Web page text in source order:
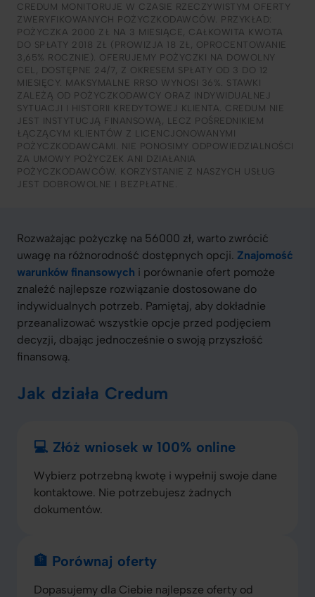
CREDUM MONITORUJE W CZASIE RZECZYWISTYM OFERTY
ZWERYFIKOWANYCH POŻYCZKODAWCÓW. PRZYKŁAD:
POŻYCZKA 2000 ZŁ NA 3 MIESIĄCE, CAŁKOWITA KWOTA
DO SPŁATY 2018 ZŁ (PROWIZJA 18 ZŁ, OPROCENTOWANIE
3,65% ROCZNIE). OFERUJEMY POŻYCZKI NA DOWOLNY
CEL, DOSTĘPNE 24/7, Z OKRESEM SPŁATY OD 3 DO 12
MIESIĘCY. MAKSYMALNE RRSO WYNOSI 36%. STAWKI
ZALEŻĄ OD POŻYCZKODAWCY ORAZ INDYWIDUALNEJ
SYTUACJI I HISTORII KREDYTOWEJ KLIENTA. CREDUM NIE
JEST INSTYTUCJĄ FINANSOWĄ, LECZ POŚREDNIKIEM
ŁĄCZĄCYM KLIENTÓW Z LICENCJONOWANYMI
POŻYCZKODAWCAMI. NIE PONOSIMY ODPOWIEDZIALNOŚCI
ZA UMOWY POŻYCZEK ANI DZIAŁANIA
POŻYCZKODAWCÓW. KORZYSTANIE Z NASZYCH USŁUG
JEST DOBROWOLNE I BEZPŁATNE.
Rozważając pożyczkę na 56000 zł, warto zwrócić
uwagę na różnorodność dostępnych opcji. Znajomość
warunków finansowych i porównanie ofert pomoże
znaleźć najlepsze rozwiązanie dostosowane do
indywidualnych potrzeb. Pamiętaj, aby dokładnie
przeanalizować wszystkie opcje przed podjęciem
decyzji, dbając jednocześnie o swoją przyszłość
finansową.
Jak działa Credum
💻 Złóż wniosek w 100% online
Wybierz potrzebną kwotę i wypełnij swoje dane
kontaktowe. Nie potrzebujesz żadnych
dokumentów.
🏦 Porównaj oferty
Dopasujemy dla Ciebie najlepsze oferty od